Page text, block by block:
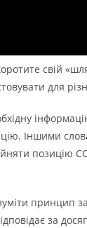
свій
для
Іншими
принцип
за